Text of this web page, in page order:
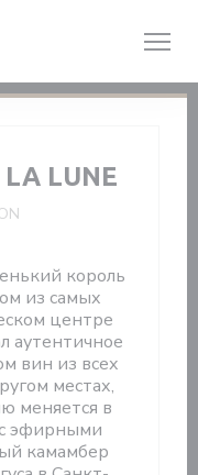
LUNE
король
из самых
центре
аутентичное
вин из всех
местах,
меняется в
эфирными
камамбер